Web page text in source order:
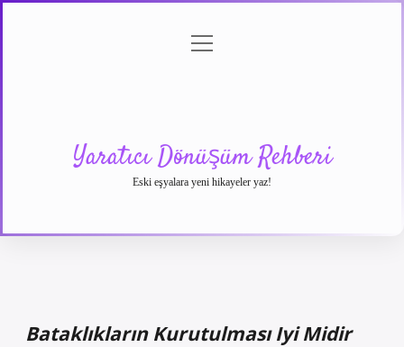
menüyü
Yaratıcı Dönüşüm Rehberi
Eski eşyalara yeni hikayeler yaz!
Bataklıkların Kurutulması Iyi Midir